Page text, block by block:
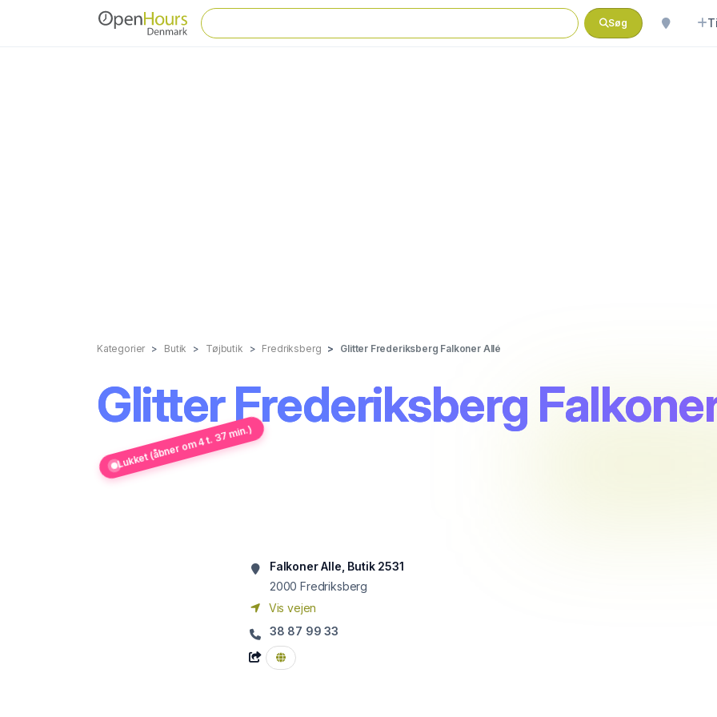
Søg
Kategorier Butik Tøjbutik Fredriksberg Glitter Frederiksberg Falkoner Allé
Glitter Frederiksberg
Lukket (åbner om 4 t. 37 min.)
Falkoner Alle, Butik 2531
2000 Fredriksberg
Vis vejen
38 87 99 33